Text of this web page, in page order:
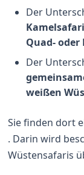
Der
Quad-
Der
weißen
Sie finden dort
. Darin wird
Wüstensafaris